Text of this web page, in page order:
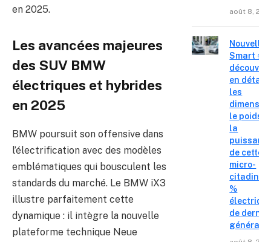
en 2025.
Les avancées majeures
des SUV BMW
électriques et hybrides
en 2025
BMW poursuit son offensive dans
l’électrification avec des modèles
emblématiques qui bousculent les
standards du marché. Le BMW iX3
illustre parfaitement cette
dynamique : il intègre la nouvelle
plateforme technique Neue
août 8,
Nouvelle
Smart #2
en détail
les
le poids
la
de cette
micro-
citadine
%
de